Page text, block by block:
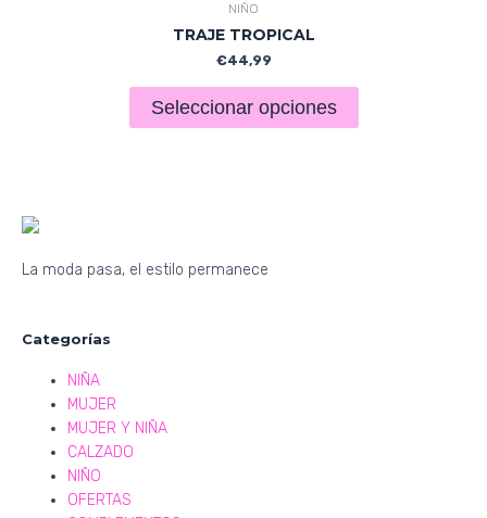
NIÑO
TRAJE TROPICAL
€44,99
Seleccionar opciones
La moda pasa, el estilo permanece
Categorías
NIÑA
MUJER
MUJER Y NIÑA
CALZADO
NIÑO
OFERTAS